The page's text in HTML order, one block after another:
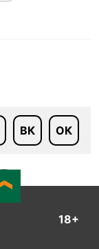
ВК ОК
18+